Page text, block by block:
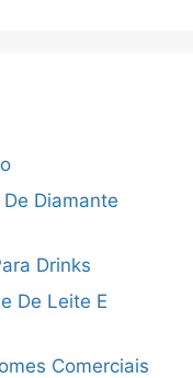
Diamante
Drinks
De Leite E
Comerciais